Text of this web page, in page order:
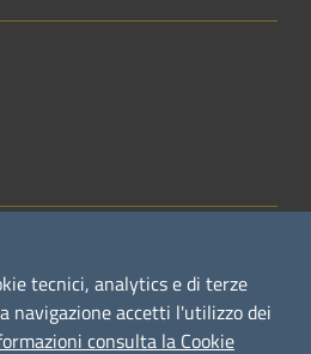
Copyright © 2026 • Comune di
Credaro • Powered by
tecnici, analytics e di terze
navigazione accetti l'utilizzo dei
consulta la Cookie